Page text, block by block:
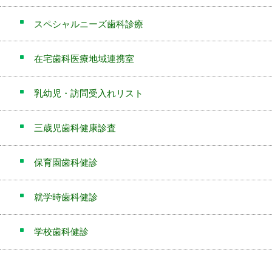
スペシャルニーズ歯科診療
在宅歯科医療地域連携室
乳幼児・訪問受入れリスト
三歳児歯科健康診査
保育園歯科健診
就学時歯科健診
学校歯科健診